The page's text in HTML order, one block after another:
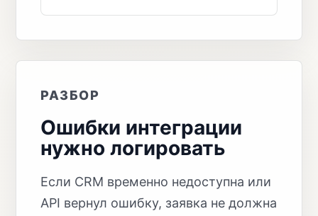
РАЗБОР
Ошибки интеграции
нужно логировать
Если CRM временно недоступна или
API вернул ошибку, заявка не должна